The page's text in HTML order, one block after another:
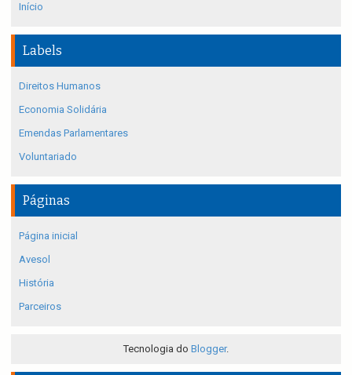
Início
Labels
Direitos Humanos
Economia Solidária
Emendas Parlamentares
Voluntariado
Páginas
Página inicial
Avesol
História
Parceiros
Tecnologia do Blogger.